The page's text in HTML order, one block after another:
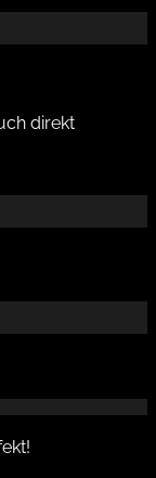
direkt